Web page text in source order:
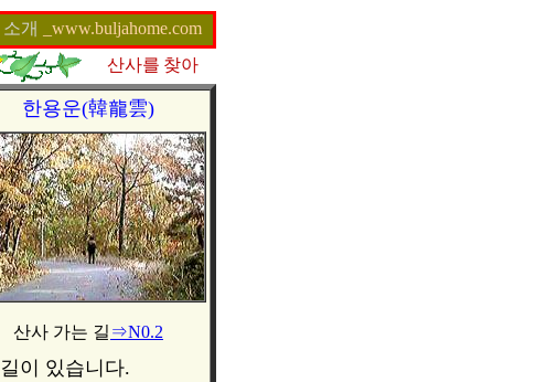
개
_www.buljahome.com
산사를 찾아
한용운(韓龍雲)
산사 가는 길 ⇒N0.2
이 있습니다.